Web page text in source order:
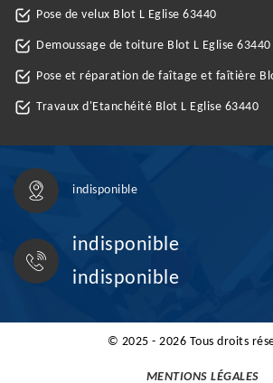
Pose de velux Blot L Eglise 63440
Demoussage de toiture Blot L Eglise 63440
Pose et réparation de faîtage et faîtière
Travaux d'Etanchéité Blot L Eglise 63440
indisponible
indisponible
indisponible
© 2025 - 2026 Tous droits
MENTIONS LÉGALES